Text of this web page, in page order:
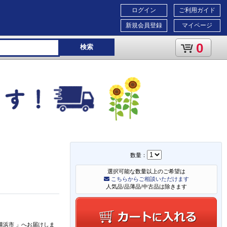
ご利用ガイド
マイページ
ログイン
新規会員登録
検索 0
数量：
選択可能な数量以上のご希望は
こちらからご相談いただけます
人気品/品薄品/中古品は除きます
浜市 」 へお届けしま